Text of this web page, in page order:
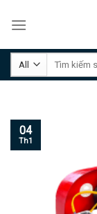
Tìm
04
Th1